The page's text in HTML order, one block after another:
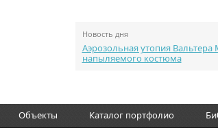
Новость дня
Аэрозольная утопия
напыляемого костюма
Объекты Каталог портфолио